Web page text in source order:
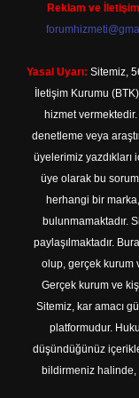
Reklam ve
Yasal Uyarı: Sitemiz,
İletişim Kurumu
hizmet
denetleme veya
üyelerimiz
üye olarak bu
herhangi bir
bulunmamaktadır.
paylaşılmaktadır.
olup, gerçek kurum
Gerçek kurum ve
Sitemiz, kar amacı
platformudur.
düşündüğünüz
bildirmeniz